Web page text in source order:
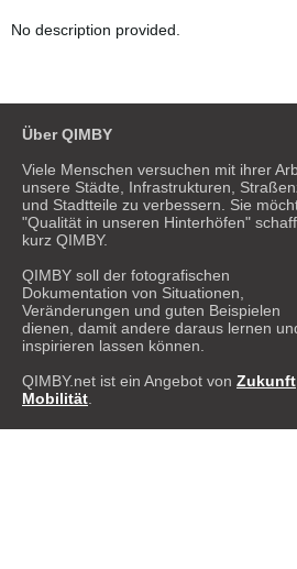
No description provided.
Über QIMBY
Viele Menschen versuchen mit ihrer
unsere Städte, Infrastrukturen,
und Stadtteile zu verbessern. Sie
"Qualität in unseren Hinterhöfen"
kurz QIMBY.
QIMBY soll der fotografischen
Dokumentation von Situationen,
Veränderungen und guten Beispielen
dienen, damit andere daraus lernen
inspirieren lassen können.
QIMBY.net ist ein Angebot von Zukunft
Mobilität